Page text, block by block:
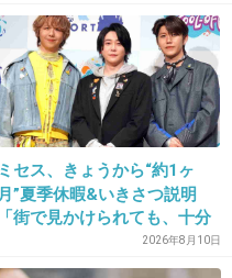
のか？
+46 -3
ンバーは自分なりの夢や
けて、このグループに入
ミセス、きょうから“約1ヶ
月”夏季休暇&いきさつ説明
「街で見かけられても、十分
なご配慮を」事務所が呼びか
2026年8月10日